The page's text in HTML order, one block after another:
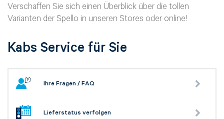
Verschaffen Sie sich einen Überblick über die tollen
Varianten der Spello in unseren Stores oder online!
Nachname*
Telefon*
Kabs Service für Sie
Ihre Fragen / FAQ
Lieferstatus verfolgen